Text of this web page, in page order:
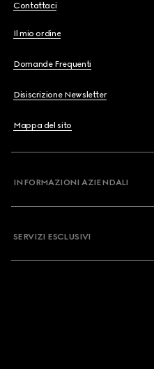
Contattaci
Il mio ordine
Domande Frequenti
Disiscrizione Newsletter
Mappa del sito
INFORMAZIONI AZIENDALI
SERVIZI ESCLUSIVI